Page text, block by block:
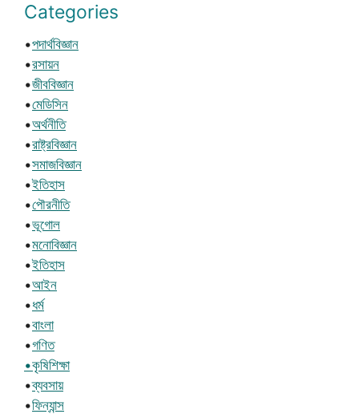
Categories
•পদার্থবিজ্ঞান
•রসায়ন
•জীববিজ্ঞান
•মেডিসিন
•অর্থনীতি
•রাষ্ট্রবিজ্ঞান
•সমাজবিজ্ঞান
•ইতিহাস
•পৌরনীতি
•ভূগোল
•মনোবিজ্ঞান
•ইতিহাস
•আইন
•ধর্ম
•বাংলা
•গণিত
•কৃষিশিক্ষা
•ব্যবসায়
•ফিন্যান্স